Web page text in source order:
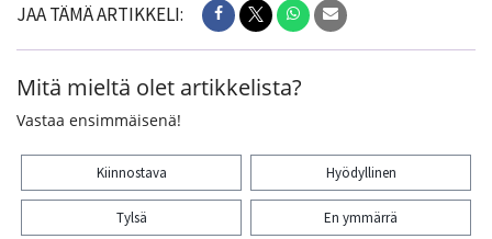
JAA TÄMÄ ARTIKKELI:
Mitä mieltä olet artikkelista?
Vastaa ensimmäisenä!
Kiinnostava Hyödyllinen
Tylsä En ymmärrä